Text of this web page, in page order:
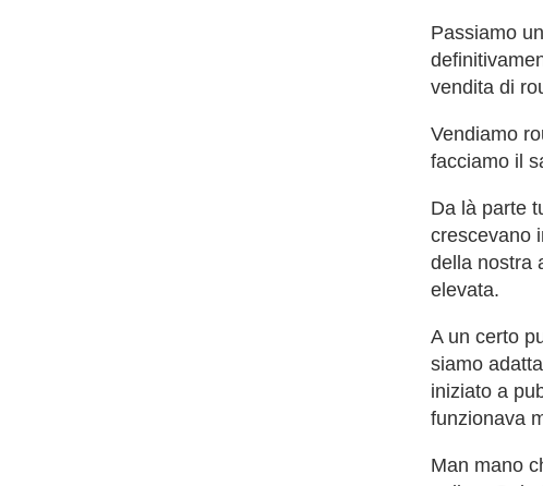
Passiamo
vendita di
Vendiamo
facciamo il
Da là parte
crescevano
della nostra
elevata.
A un certo
siamo
iniziato a
funzionava
Man mano